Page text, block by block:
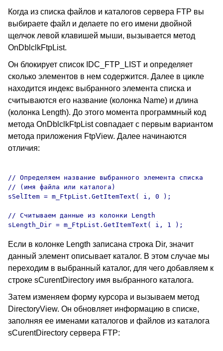
Когда из списка файлов и каталогов сервера FTP вы
выбираете файл и делаете по его имени двойной
щелчок левой клавишей мыши, вызывается метод
OnDblclkFtpList.
Он блокирует список IDC_FTP_LIST и определяет
сколько элементов в нем содержится. Далее в цикле
находится индекс выбранного элемента списка и
считываются его название (колонка Name) и длина
(колонка Length). До этого момента программный код
метода OnDblclkFtpList совпадает с первым вариантом
метода приложения FtpView. Далее начинаются
отличия:
// Определяем название выбранного элемента списка
// (имя файла или каталога)
sSelItem = m_FtpList.GetItemText( i, 0 );
// Считываем данные из колонки Length
Если в колонке Length записана строка Dir, значит
данный элемент описывает каталог. В этом случае мы
переходим в выбранный каталог, для чего добавляем к
строке sCurentDirectory имя выбранного каталога.
Затем изменяем форму курсора и вызываем метод
DirectoryView. Он обновляет информацию в списке,
заполняя ее именами каталогов и файлов из каталога
sCurentDirectory сервера FTP: